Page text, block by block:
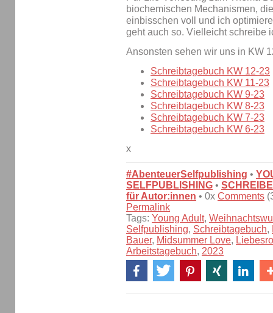
biochemischen Mechanismen,
einbisschen voll und ich
geht auch so. Vielleicht schreibe
Ansonsten sehen wir uns in KW
Schreibtagebuch KW 12-23
Schreibtagebuch KW 11-23
Schreibtagebuch KW 9-23
Schreibtagebuch KW 8-23
Schreibtagebuch KW 7-23
Schreibtagebuch KW 6-23
x
#AbenteuerSelfpublishing •
SELFPUBLISHING •
für Autor:innen • 0x Comments
Permalink
Tags: Young Adult,
Selfpublishing, Schreibtagebuch,
Bauer, Midsummer Love,
Arbeitstagebuch, 2023